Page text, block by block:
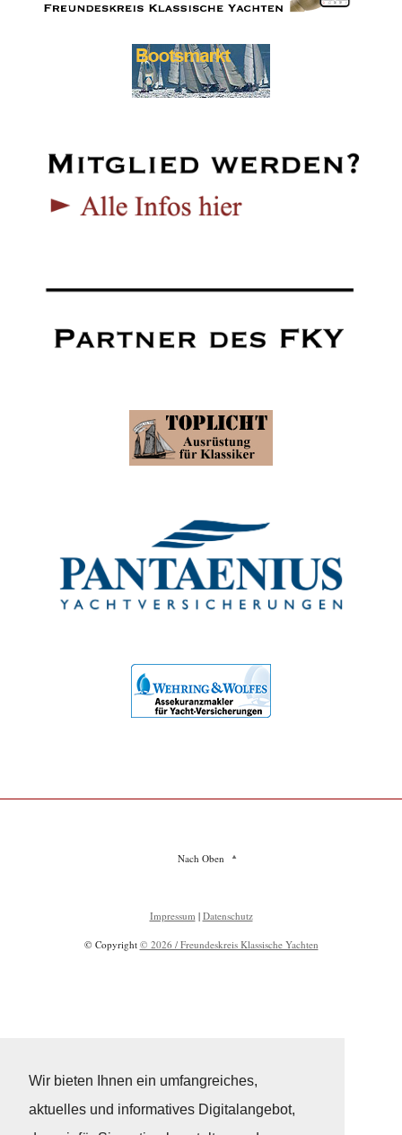
Wir bieten Ihnen ein umfangreiches,
aktuelles und informatives Digitalangebot,
Nach Oben
Impressum | Datenschutz
© Copyright © 2026 / Freundeskreis Klassische Yachten